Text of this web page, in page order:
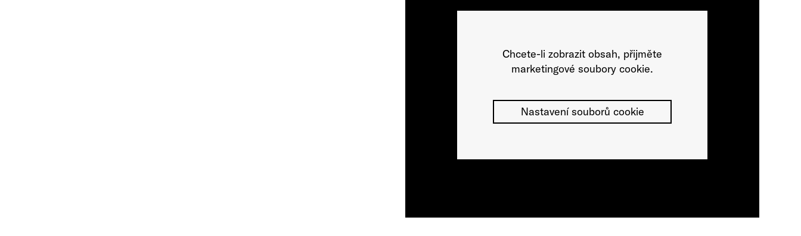
Chcete-li zobrazit obsah, přijměte
marketingové soubory cookie.
Nastavení souborů cookie